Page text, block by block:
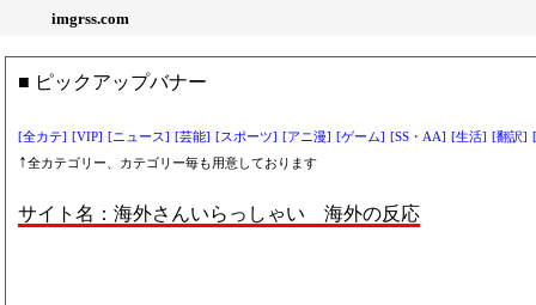
imgrss.com
■ ピックアップバナー
[全カテ] [VIP] [ニュース] [芸能] [スポーツ] [アニ漫] [ゲーム] [SS・AA] [生活] [翻訳]
↑全カテゴリー、カテゴリー毎も用意しております
サイト名：海外さんいらっしゃい 海外の反応